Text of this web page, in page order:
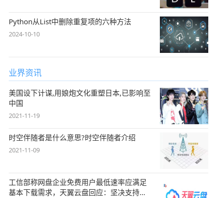
Python从List中删除重复项的六种方法
2024-10-10
业界资讯
美国设下计谋,用娘炮文化重塑日本,已影响至
中国
2021-11-19
时空伴随者是什么意思?时空伴随者介绍
2021-11-09
工信部称网盘企业免费用户最低速率应满足
基本下载需求，天翼云盘回应：坚决支持，